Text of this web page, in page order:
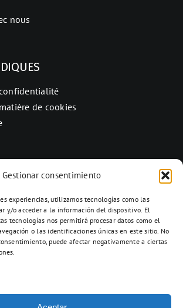
Gestionar consentimiento
experiencias, utilizamos tecnologías como las
y/o acceder a la información del dispositivo. El
tecnologías nos permitirá procesar datos como el
o las identificaciones únicas en este sitio. No
puede afectar negativamente a ciertas
nous
de cookies
Jorba km.38,2,